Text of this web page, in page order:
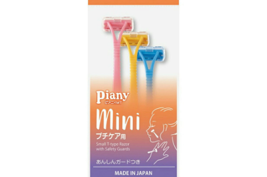
１．透過由恩沛科技股份有限公司提供之「AFTEE先享後付」服務完成之交
易，需依本服務之必要範圍內提供個人資料，並將交易相關給付款項請求債
２．關於個人資料處理事宜，請瀏覽以下網址：
３．未成年的使用者請事先徵得法定代理人或監護人之同意方可使用
「AFTEE先享後付」，若未經同意申辦者引起之損失，本公司不負相關責
４．使用「AFTEE先享後付」時，將依據個別帳號之用戶狀況，依本公司即
時審查核予不同之上限額度；若仍有額度不足之情形，本公司將視審查結果
５．嚴禁一人註冊多個帳號或使用他人資訊註冊。若發現惡意使用之情形，
恩沛科技股份有限公司將有權停止該用戶之使用額度並採取法律行動。
每筆NT$80，滿NT$1,000(含以上)免運費